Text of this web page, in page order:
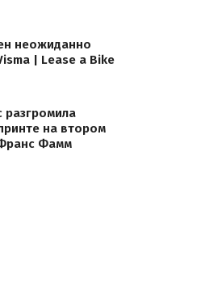
неожиданно
| Lease a Bike
разгромила
на втором
Фамм